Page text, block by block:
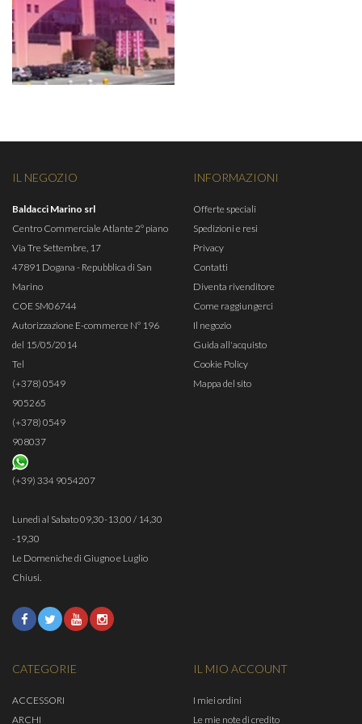
IL NEGOZIO
Baldacci Marino srl
Centro Commerciale Atlante 2° piano
Via Tre Settembre, 17
47891 Dogana - Repubblica di San
Marino
COE SM06744
Autorizzazione E-commerce N° 196
del 15/05/2014
Tel
(+378) 0549
905265
(+378) 0549
908037
(+39) 334 9054207
Lunedì al Sabato 09,30-13,00 / 14,30
-19,30
Le Domeniche di Giugno e Luglio
Chiusi.
INFORMAZIONI
Offerte speciali
Spedizioni e resi
Privacy
Contatti
Diventa rivenditore
Come raggiungerci
Il negozio
Guida all'acquisto
Cookie Policy
Mappa del sito
CATEGORIE
ACCESSORI
ARCHI
IL MIO ACCOUNT
I miei ordini
Le mie note di credito